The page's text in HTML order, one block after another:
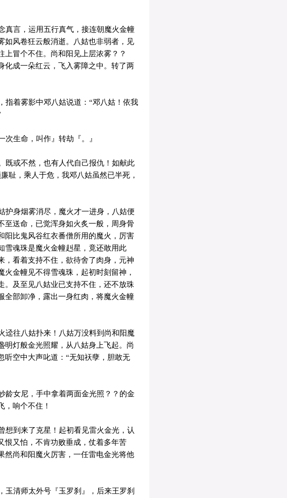
言，运用五行真气，接连朝魔火金幢
如风卷狂云般消逝。八姑也非弱者，见
冒个不住。尚和阳见上层浓雾？？
化成一朵红云，飞入雾障之中。转了两
着雾影中邓八姑说道：“邓八姑！依我
生命，叫作』转劫『。』
或不然，也有人代自己报仇！如献此
耻，乘人于危，我邓八姑虽然已半死，
身烟雾消尽，魔火才一进身，八姑便
至送命，已觉浑身如火炙一般，周身骨
阳比鬼风谷红衣番僧所用的魔火，厉害
雪魂珠是魔火金幢赳星，竟还敢用此
，看着支持不住，欲待舍了肉身，元神
金幢见不得雪魂珠，起初时刻留神，
。及至见八姑业已支持不住，还不放珠
全部卸净，露出一身红肉，将魔火金幢
往八姑扑来！八姑万没料到尚和阳魔
明灯般金光照耀，从八姑身上飞起。尚
听空中大声叱道：“无知祆孽，胆敢无
女尼，手中拿着两面金光照？？的金
，响个不住！
到来了克星！起初看见雷火金光，认
恨又怕，不肯功败垂成，仗着多年苦
然尚和阳魔火厉害，一任雷电金光将他
清师太外号『玉罗刹』，后来王罗刹